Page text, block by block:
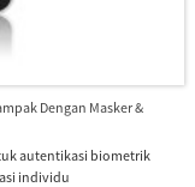
Dengan Masker &
autentikasi biometrik
individu